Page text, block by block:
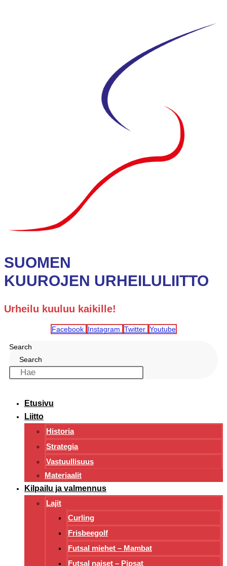
SUOMEN
KUUROJEN URHEILULIITTO
Urheilu kuuluu kaikille!
Facebook Instagram Twitter Youtube
Search
Search
Etusivu
Liitto
Historia
Strategia
Vastuullisuus
Materiaalit
Kilpailu ja valmennus
Lajit
Curling
Frisbeegolf
Futsal miehet – Mambat
Futsal naiset – Pipsat